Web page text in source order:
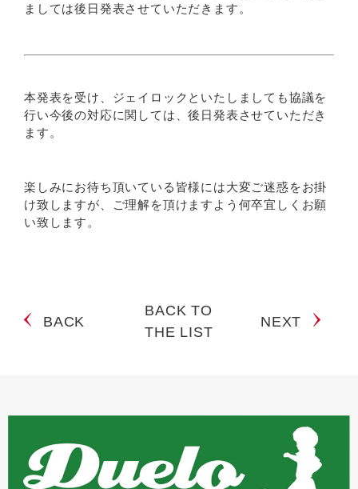
ましては後日発表させていただきます。
本発表を受け、ジェイロックといたしましても協議を
行い今後の対応に関しては、後日発表させていただき
ます。
楽しみにお待ち頂いている皆様には大変ご迷惑をお掛
け致しますが、ご理解を頂けますよう何卒宜しくお願
い致します。
BACK
BACK TO
THE LIST
NEXT